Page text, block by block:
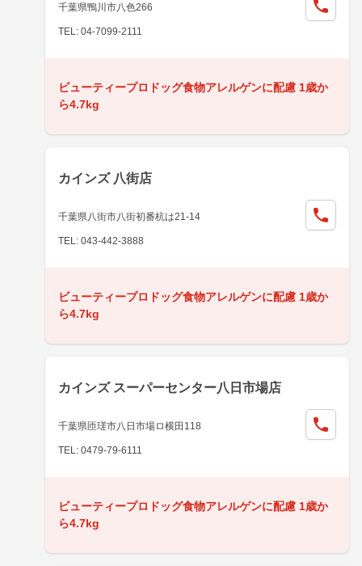
千葉県鴨川市八色266
TEL: 04-7099-2111
ビューティープロドッグ食物アレルゲンに配慮 1歳か
ら4.7kg
カインズ 八街店
千葉県八街市八街初番杭は21-14
TEL: 043-442-3888
ビューティープロドッグ食物アレルゲンに配慮 1歳か
ら4.7kg
カインズ スーパーセンター八日市場店
千葉県匝瑳市八日市場ロ横田118
TEL: 0479-79-6111
ビューティープロドッグ食物アレルゲンに配慮 1歳か
ら4.7kg